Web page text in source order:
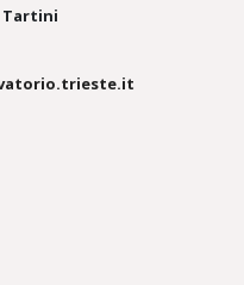
Tartini